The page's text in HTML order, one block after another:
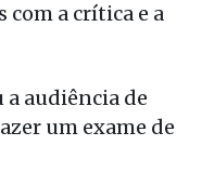
a crítica e a
a audiência de
um exame de